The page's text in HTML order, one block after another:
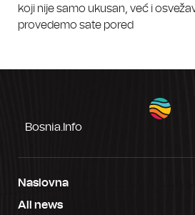
koji nije samo ukusan, već i
provedemo sate pored
Bosnia.info
Naslovna
All news